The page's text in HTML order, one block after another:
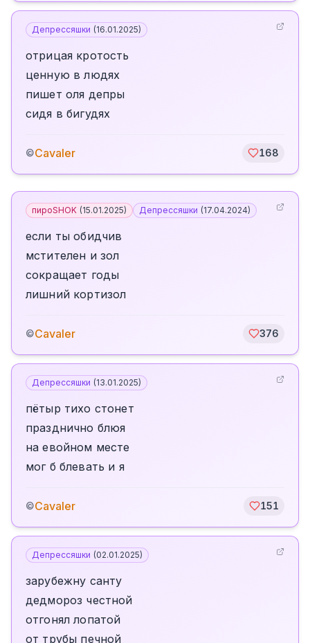
Депрессяшки (16.01.2025)
отрицая кротость
ценную в людях
пишет оля депры
сидя в бигудях
©Cavaler 168
пироSHOK (15.01.2025) Депрессяшки (17.04.2024)
если ты обидчив
мстителен и зол
сокращает годы
лишний кортизол
©Cavaler 376
Депрессяшки (13.01.2025)
пётыр тихо стонет
празднично блюя
на евойном месте
мог б блевать и я
©Cavaler 151
Депрессяшки (02.01.2025)
зарубежну санту
дедмороз честной
отгонял лопатой
от трубы печной